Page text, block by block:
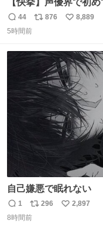
【快挙】声優界で初め
返
信
44
リ
ト
876
い
数
8,889
5時間前
自己嫌悪で眠れない
返
信
1
リ
ポ
296
い
2,897
8時間前